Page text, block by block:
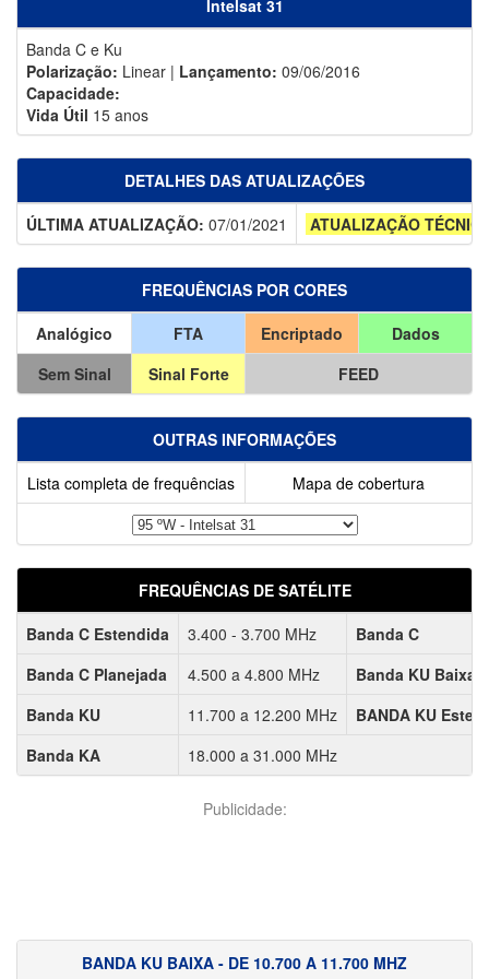
Intelsat 31
Banda C e Ku
Polarização: Linear | Lançamento: 09/06/2016
Capacidade:
Vida Útil 15 anos
DETALHES DAS ATUALIZAÇÕES
ÚLTIMA ATUALIZAÇÃO: 07/01/2021 ATUALIZAÇÃO
FREQUÊNCIAS POR CORES
Analógico
FTA Encriptado
Dados
Sem Sinal
Sinal Forte FEED
OUTRAS INFORMAÇÕES
Lista completa de frequências
Mapa de cobertura
FREQUÊNCIAS DE SATÉLITE
Banda C Estendida
3.400 - 3.700 MHz
Banda C
Banda C Planejada
4.500 a 4.800 MHz
Banda KU Baixa
Banda KU
11.700 a 12.200 MHz
BANDA KU
Banda KA
18.000 a 31.000 MHz
Publicidade:
BANDA KU BAIXA - DE 10.700 A 11.700 MHZ